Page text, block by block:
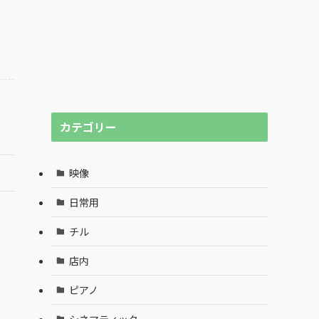
カテゴリー
映像
日常用
チル
店内
ピアノ